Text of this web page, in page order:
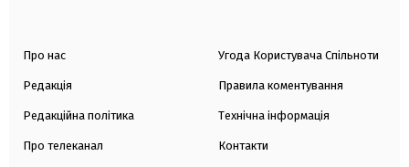
Про нас
Редакція
Редакційна політика
Про телеканал
Угода Користувача Спільноти
Правила коментування
Технічна інформація
Контакти